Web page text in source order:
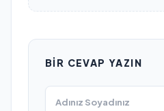
BIR CEVAP YAZIN